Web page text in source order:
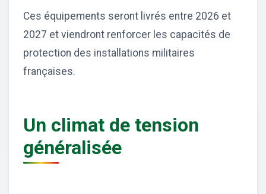
Ces équipements seront livrés entre 2026 et
2027 et viendront renforcer les capacités de
protection des installations militaires
françaises.
Un climat de tension
généralisée